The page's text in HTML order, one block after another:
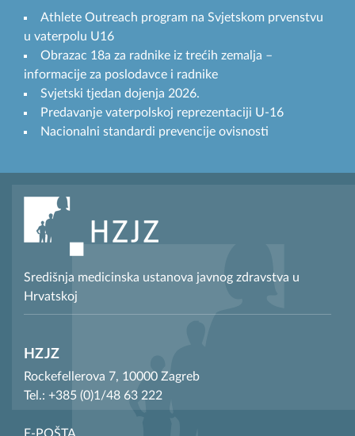
Athlete Outreach program na Svjetskom prvenstvu
u vaterpolu U16
Obrazac 18a za radnike iz trećih zemalja –
informacije za poslodavce i radnike
Svjetski tjedan dojenja 2026.
Predavanje vaterpolskoj reprezentaciji U-16
Nacionalni standardi prevencije ovisnosti
Središnja medicinska ustanova javnog zdravstva u
Hrvatskoj
HZJZ
Rockefellerova 7, 10000 Zagreb
Tel.: +385 (0)1/48 63 222